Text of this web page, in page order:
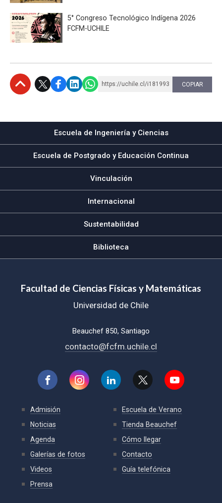
5° Congreso Tecnológico Indígena 2026
FCFM-UCHILE
https://uchile.cl/i181993 COPIAR
Escuela de Ingeniería y Ciencias
Escuela de Postgrado y Educación Continua
Vinculación
Internacional
Sustentabilidad
Biblioteca
Facultad de Ciencias Físicas y Matemáticas
Universidad de Chile
Beauchef 850, Santiago
contacto@fcfm.uchile.cl
Admisión
Noticias
Agenda
Galerías de fotos
Videos
Prensa
Escuela de Verano
Tienda Beauchef
Cómo llegar
Contacto
Guía telefónica